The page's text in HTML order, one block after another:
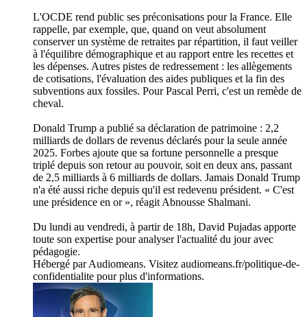
L'OCDE rend public ses préconisations pour la France. Elle
rappelle, par exemple, que, quand on veut absolument
conserver un système de retraites par répartition, il faut veiller
à l'équilibre démographique et au rapport entre les recettes et
les dépenses. Autres pistes de redressement : les allègements
de cotisations, l'évaluation des aides publiques et la fin des
subventions aux fossiles. Pour Pascal Perri, c'est un remède de
cheval.
Donald Trump a publié sa déclaration de patrimoine : 2,2
milliards de dollars de revenus déclarés pour la seule année
2025. Forbes ajoute que sa fortune personnelle a presque
triplé depuis son retour au pouvoir, soit en deux ans, passant
de 2,5 milliards à 6 milliards de dollars. Jamais Donald Trump
n'a été aussi riche depuis qu'il est redevenu président. « C'est
une présidence en or », réagit Abnousse Shalmani.
Du lundi au vendredi, à partir de 18h, David Pujadas apporte
toute son expertise pour analyser l'actualité du jour avec
pédagogie.
Hébergé par Audiomeans. Visitez audiomeans.fr/politique-de-
confidentialite pour plus d'informations.